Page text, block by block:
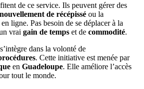
de ce service. Ils peuvent gérer des
de récépissé ou la
en ligne. Pas besoin de se déplacer à la
vrai gain de temps et de commodité.
dans la volonté de
. Cette initiative est menée par
en Guadeloupe. Elle améliore l’accès
tout le monde.